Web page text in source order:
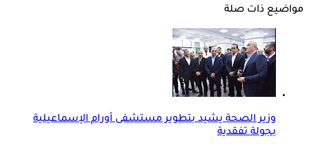
مواضيع ذات صلة
وزير الصحة يشيد بتطوير مستشفى أورام الإسماعيلية
بجولة تفقدية